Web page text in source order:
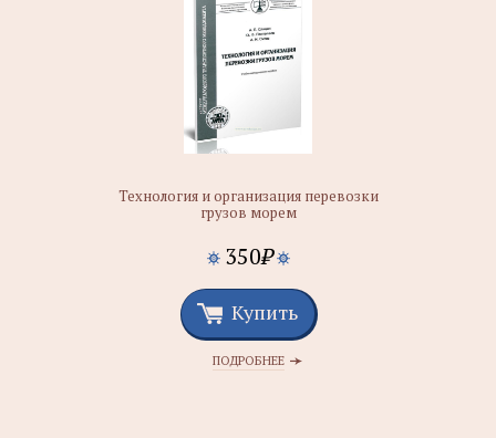
Технология и организация перевозки
грузов морем
350₽
Купить
ПОДРОБНЕЕ